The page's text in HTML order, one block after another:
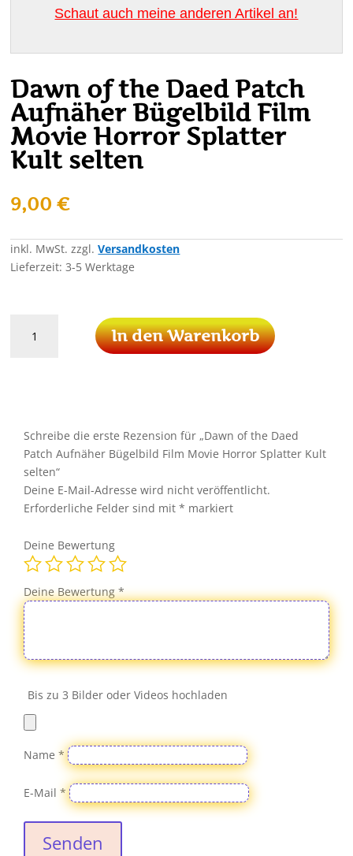
Schaut auch meine anderen Artikel an!
Dawn of the Daed Patch
Aufnäher Bügelbild Film
Movie Horror Splatter
Kult selten
9,00€
inkl. MwSt. zzgl.Versandkosten
Lieferzeit:3-5 Werktage
Bügelbild
Film
Movie
Horror
Splatter
selten
Menge
In den Warenkorb
Schreibe die erste Rezension für „Dawn of the Daed
Patch Aufnäher Bügelbild Film Movie Horror Splatter Kult
selten“
Deine E-Mail-Adresse wird nicht veröffentlicht.
Erforderliche Felder sind mit* markiert
Deine Bewertung
Deine Bewertung*
Bis zu 3 Bilder oder Videos hochladen
Name*
E-Mail*
Senden